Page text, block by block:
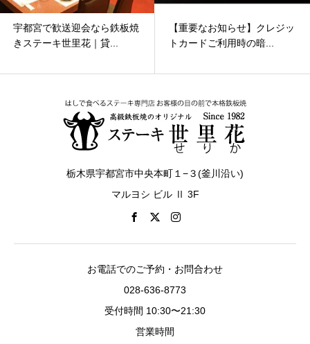
宇都宮で歓送迎会なら鉄板焼
きステーキ世里花｜貸...
【重要なお知らせ】クレジッ
トカードご利用時の暗...
栃木県宇都宮市中央本町１−３(釜川沿い)
マルヨシ ビル Ⅱ 3F
お電話でのご予約・お問合わせ
028-636-8773
受付時間 10:30〜21:30
営業時間